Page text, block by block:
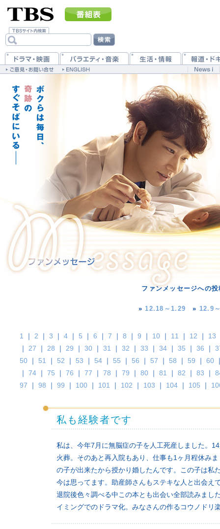
ファンメッセージへの
»12.18～1.29 » 12.9
1 ｜ 2 ｜ 3 ｜ 4 ｜ 5 ｜ 6 ｜ 7 ｜ 8 ｜ 9 ｜ 10 ｜ 11 ｜ 12 ｜ 13
｜ 27 ｜ 28 ｜ 29 ｜ 30 ｜ 31 ｜ 32 ｜ 33 ｜ 34 ｜ 35 ｜ 36 ｜
50 ｜ 51 ｜ 52 ｜ 53 ｜ 54 ｜ 55 ｜ 56 ｜ 57 ｜ 58 ｜ 59 ｜ 60
｜ 74 ｜ 75 ｜ 76 ｜ 77 ｜ 78 ｜ 79 ｜ 80 ｜ 81 ｜ 82 ｜ 83 ｜
97 ｜ 98 ｜ 99 ｜ 100 ｜ 101 ｜ 102 ｜ 103 ｜ 104 ｜ 105 ｜
私も経験者です
私は、今年7月に無脳症の子を人工死産しました。
火葬。そのあと再入院もあり、仕事も1ヶ月程休み
の子が出来たから授かり婚したんです。この子は私
今は思ってます。助産師さんもステキな人と出会え
退院後色々調べる中この本とも出会い全部読みまし
イミングでのドラマ化。みなさんの作るコウノド